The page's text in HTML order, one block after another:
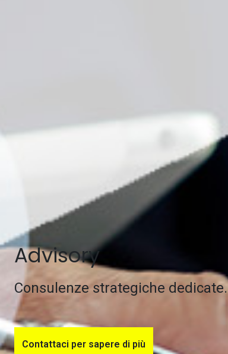
Advisory
Consulenze strategiche dedicate.
Contattaci per sapere di più